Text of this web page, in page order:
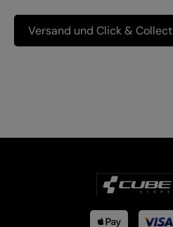
Versand und Click & Collect